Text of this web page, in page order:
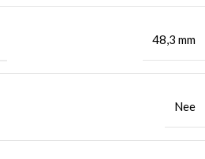
48,3 mm
Nee